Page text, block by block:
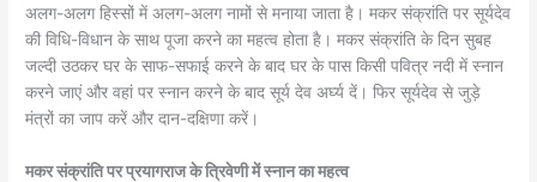
अलग-अलग हिस्सों में अलग-अलग नामों से मनाया जाता है। मकर संक्रांति पर सूर्यदेव
की विधि-विधान के साथ पूजा करने का महत्व होता है। मकर संक्रांति के दिन सुबह
जल्दी उठकर घर के साफ-सफाई करने के बाद घर के पास किसी पवित्र नदी में स्नान
करने जाएं और वहां पर स्नान करने के बाद सूर्य देव अर्घ्य दें। फिर सूर्यदेव से जुड़े
मंत्रों का जाप करें और दान-दक्षिणा करें।
मकर संक्रांति पर प्रयागराज के त्रिवेणी में स्नान का महत्व